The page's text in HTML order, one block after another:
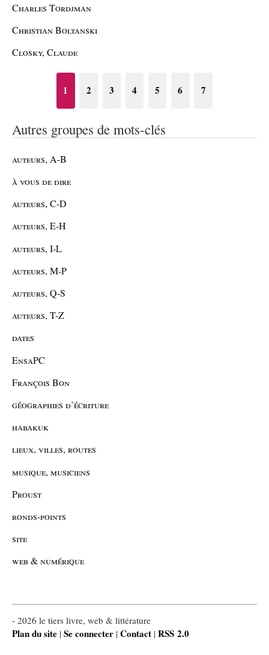
Charles Tordjman
Christian Boltanski
Closky, Claude
1 2 3 4 5 6 7
Autres groupes de mots-clés
auteurs, A-B
à vous de dire
auteurs, C-D
auteurs, E-H
auteurs, I-L
auteurs, M-P
auteurs, Q-S
auteurs, T-Z
dates
EnsaPC
François Bon
géographies d’écriture
habakuk
lieux, villes, routes
musique, musiciens
Proust
ronds-points
site
web & numérique
- 2026 le tiers livre, web & littérature
Plan du site | Se connecter | Contact | RSS 2.0